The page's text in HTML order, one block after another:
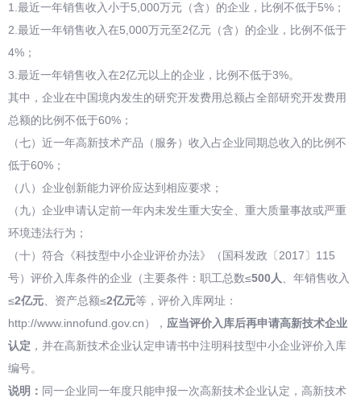
1.最近一年销售收入小于5,000万元（含）的企业，比例不低于5%；
2.最近一年销售收入在5,000万元至2亿元（含）的企业，比例不低于
4%；
3.最近一年销售收入在2亿元以上的企业，比例不低于3%。
其中，企业在中国境内发生的研究开发费用总额占全部研究开发费用
总额的比例不低于60%；
（七）近一年高新技术产品（服务）收入占企业同期总收入的比例不
低于60%；
（八）企业创新能力评价应达到相应要求；
（九）企业申请认定前一年内未发生重大安全、重大质量事故或严重
环境违法行为；
（十）符合《科技型中小企业评价办法》（国科发政〔2017〕115
号）评价入库条件的企业（主要条件：职工总数≤500人
、年销售收入
≤2亿元 、资产总额≤2亿元等，评价入库网址：
http://www.innofund.gov.cn）， 应当评价入库后再申请高新技术企业
认定 ，并在高新技术企业认定申请书中注明科技型中小企业评价入库
编号。
说明： 同一企业同一年度只能申报一次高新技术企业认定，高新技术